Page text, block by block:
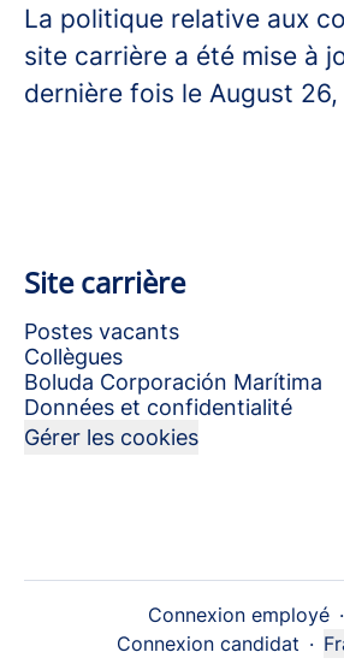
La politique relative aux
site carrière a été mise à
dernière fois le August
Site carrière
Postes vacants
Collègues
Boluda Corporación Marítima
Données et confidentialité
Gérer les cookies
Connexion employé ·
Connexion candidat ·